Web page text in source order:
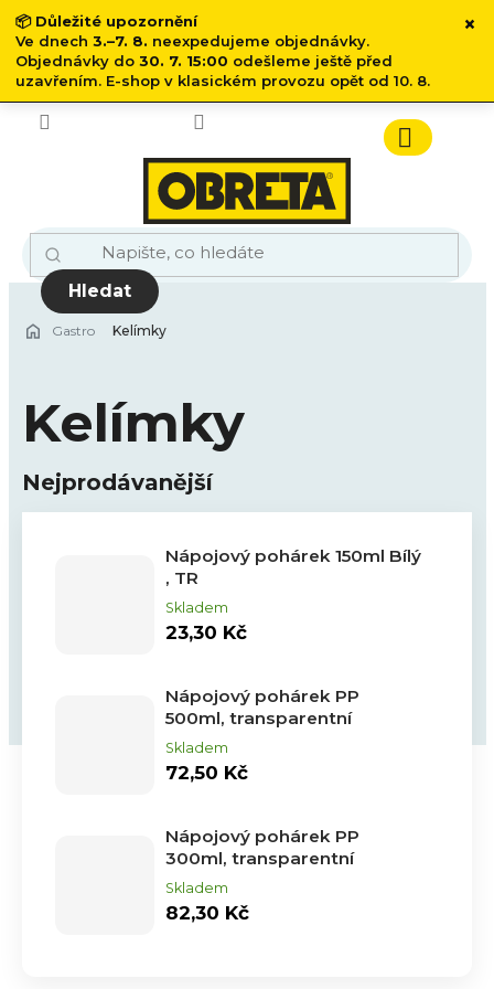
📦 Důležité upozornění
Ve dnech 3.–7. 8. neexpedujeme objednávky.
Objednávky do 30. 7. 15:00 odešleme ještě před
uzavřením. E-shop v klasickém provozu opět od 10. 8.
×
Přejít
obsah
Hledat
Nákupní
košík
Gastro Kelímky
Kelímky
Nejprodávanější
Nápojový pohárek 150ml Bílý
, TR
Skladem
23,30 Kč
Nápojový pohárek PP
500ml, transparentní
Skladem
72,50 Kč
Nápojový pohárek PP
300ml, transparentní
Skladem
82,30 Kč